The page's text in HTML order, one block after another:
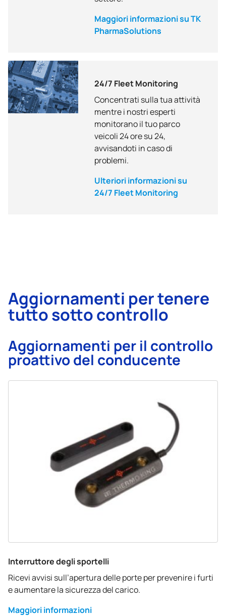
Maggiori informazioni su TK
PharmaSolutions
24/7 Fleet Monitoring
Concentrati sulla tua attività
mentre i nostri esperti
monitorano il tuo parco
veicoli 24 ore su 24,
avvisandoti in caso di
problemi.
Ulteriori informazioni su
24/7 Fleet Monitoring
Aggiornamenti per tenere
tutto sotto controllo
Aggiornamenti per il controllo
proattivo del conducente
Interruttore degli sportelli
Ricevi avvisi sull’apertura delle porte per prevenire i furti
e aumentare la sicurezza del carico.
Maggiori informazioni